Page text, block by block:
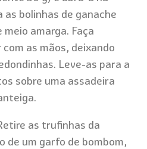
as bolinhas de ganache
amarga. Faça
as mãos, deixando
Leve-as para a
sobre uma assadeira
as trufinhas da
de um garfo de bombom,